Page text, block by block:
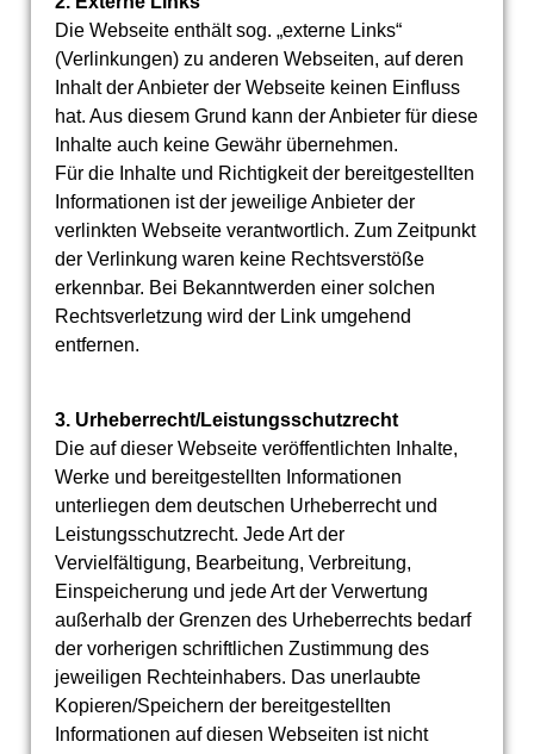
Die Webseite enthält sog. „externe Links“
(Verlinkungen) zu anderen Webseiten, auf deren
Inhalt der Anbieter der Webseite keinen Einfluss
hat. Aus diesem Grund kann der Anbieter für diese
Inhalte auch keine Gewähr übernehmen.
Für die Inhalte und Richtigkeit der bereitgestellten
Informationen ist der jeweilige Anbieter der
verlinkten Webseite verantwortlich. Zum Zeitpunkt
der Verlinkung waren keine Rechtsverstöße
erkennbar. Bei Bekanntwerden einer solchen
Rechtsverletzung wird der Link umgehend
entfernen.
3. Urheberrecht/Leistungsschutzrecht
Die auf dieser Webseite veröffentlichten Inhalte,
Werke und bereitgestellten Informationen
unterliegen dem deutschen Urheberrecht und
Leistungsschutzrecht. Jede Art der
Vervielfältigung, Bearbeitung, Verbreitung,
Einspeicherung und jede Art der Verwertung
außerhalb der Grenzen des Urheberrechts bedarf
der vorherigen schriftlichen Zustimmung des
jeweiligen Rechteinhabers. Das unerlaubte
Kopieren/Speichern der bereitgestellten
Informationen auf diesen Webseiten ist nicht